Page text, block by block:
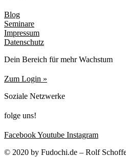
Blog
Seminare
Impressum
Datenschutz
Dein Bereich für mehr Wachstum
Zum Login »
Soziale Netzwerke
folge uns!
FacebookYoutube Instagram
© 2020 by Fudochi.de – Rolf